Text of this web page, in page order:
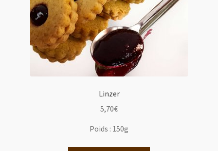
Linzer
5,70€
Poids : 150g